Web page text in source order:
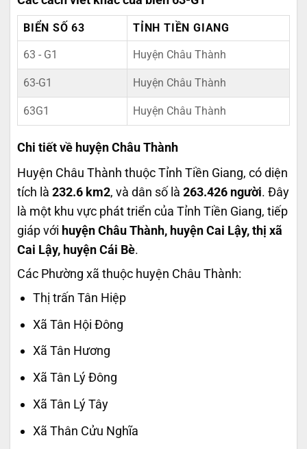
BIỂN SỐ 63 TỈNH TIỀN GIANG
63 - G1 Huyện Châu Thành
63-G1 Huyện Châu Thành
63G1 Huyện Châu Thành
Chi tiết về huyện Châu Thành
Huyện Châu Thành thuộc Tỉnh Tiền Giang, có diện
tích là 232.6 km2, và dân số là 263.426 người. Đây
là một khu vực phát triển của Tỉnh Tiền Giang, tiếp
giáp với huyện Châu Thành, huyện Cai Lậy, thị xã
Cai Lậy, huyện Cái Bè.
Các Phường xã thuộc huyện Châu Thành:
Thị trấn Tân Hiệp
Xã Tân Hội Đông
Xã Tân Hương
Xã Tân Lý Đông
Xã Tân Lý Tây
Xã Thân Cửu Nghĩa